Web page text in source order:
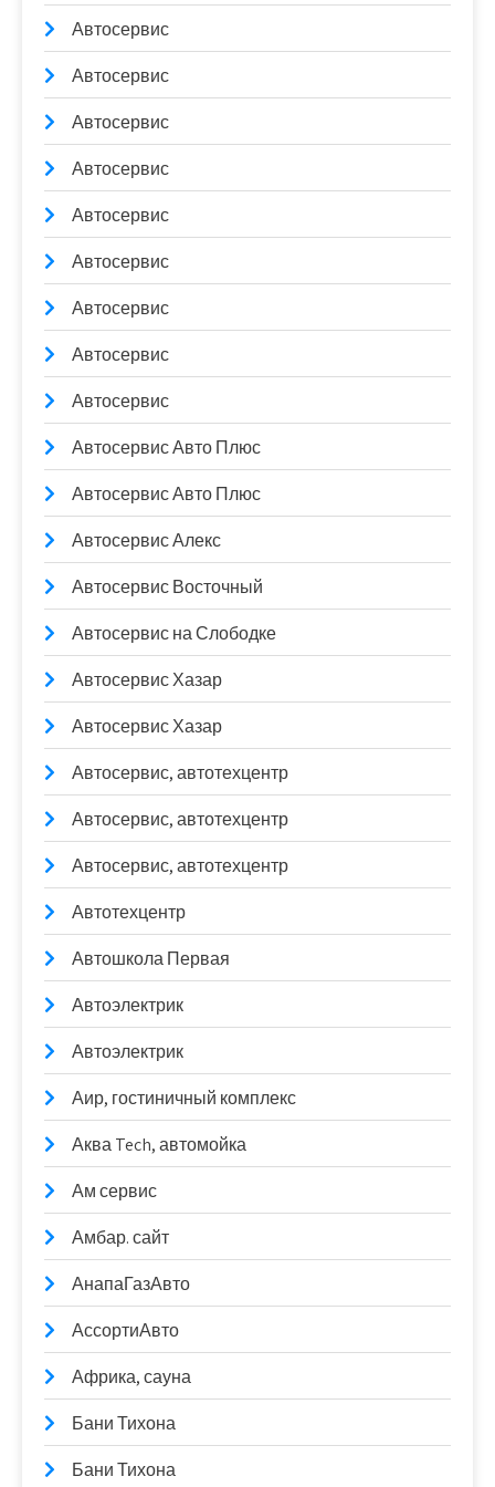
Автосервис
Автосервис
Автосервис
Автосервис
Автосервис
Автосервис
Автосервис
Автосервис
Автосервис
Автосервис Авто Плюс
Автосервис Авто Плюс
Автосервис Алекс
Автосервис Восточный
Автосервис на Слободке
Автосервис Хазар
Автосервис Хазар
Автосервис, автотехцентр
Автосервис, автотехцентр
Автосервис, автотехцентр
Автотехцентр
Автошкола Первая
Автоэлектрик
Автоэлектрик
Аир, гостиничный комплекс
Аква Tech, автомойка
Ам сервис
Амбар. сайт
АнапаГазАвто
АссортиАвто
Африка, сауна
Бани Тихона
Бани Тихона